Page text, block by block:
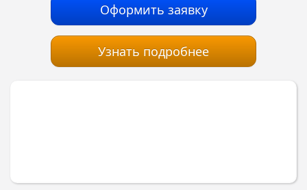
Оформить заявку
Узнать подробнее